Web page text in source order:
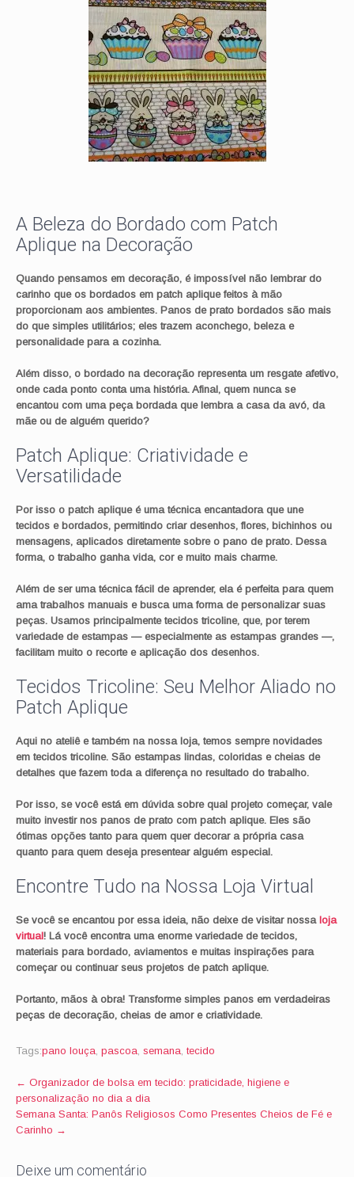
A Beleza do Bordado com Patch
Aplique na Decoração
Quando pensamos em decoração, é impossível não lembrar do
carinho que os bordados em patch aplique feitos à mão
proporcionam aos ambientes. Panos de prato bordados são mais
do que simples utilitários; eles trazem aconchego, beleza e
personalidade para a cozinha.
Além disso, o bordado na decoração representa um resgate afetivo,
onde cada ponto conta uma história. Afinal, quem nunca se
encantou com uma peça bordada que lembra a casa da avó, da
mãe ou de alguém querido?
Patch Aplique: Criatividade e
Versatilidade
Por isso o patch aplique é uma técnica encantadora que une
tecidos e bordados, permitindo criar desenhos, flores, bichinhos ou
mensagens, aplicados diretamente sobre o pano de prato. Dessa
forma, o trabalho ganha vida, cor e muito mais charme.
Além de ser uma técnica fácil de aprender, ela é perfeita para quem
ama trabalhos manuais e busca uma forma de personalizar suas
peças. Usamos principalmente tecidos tricoline, que, por terem
variedade de estampas — especialmente as estampas grandes —,
facilitam muito o recorte e aplicação dos desenhos.
Tecidos Tricoline: Seu Melhor Aliado no
Patch Aplique
Aqui no ateliê e também na nossa loja, temos sempre novidades
em tecidos tricoline. São estampas lindas, coloridas e cheias de
detalhes que fazem toda a diferença no resultado do trabalho.
Por isso, se você está em dúvida sobre qual projeto começar, vale
muito investir nos panos de prato com patch aplique. Eles são
ótimas opções tanto para quem quer decorar a própria casa
quanto para quem deseja presentear alguém especial.
Encontre Tudo na Nossa Loja Virtual
Se você se encantou por essa ideia, não deixe de visitar nossa loja
virtual! Lá você encontra uma enorme variedade de tecidos,
materiais para bordado, aviamentos e muitas inspirações para
começar ou continuar seus projetos de patch aplique.
Portanto, mãos à obra! Transforme simples panos em verdadeiras
peças de decoração, cheias de amor e criatividade.
Tags:pano louça, pascoa, semana, tecido
Post
navigation
← Organizador de bolsa em tecido: praticidade, higiene e
personalização no dia a dia
Semana Santa: Panôs Religiosos Como Presentes Cheios de Fé e
Carinho →
Deixe um comentário